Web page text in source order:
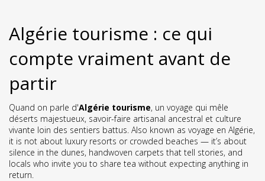
Algérie tourisme : ce qui
compte vraiment avant de
partir
Quand on parle d'Algérie tourisme, un voyage qui mêle
déserts majestueux, savoir-faire artisanal ancestral et culture
vivante loin des sentiers battus. Also known as voyage en Algérie,
it is not about luxury resorts or crowded beaches — it’s about
silence in the dunes, handwoven carpets that tell stories, and
locals who invite you to share tea without expecting anything in
return.